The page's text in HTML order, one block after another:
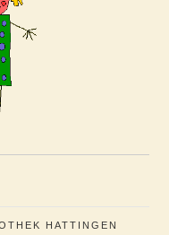
HATTINGEN